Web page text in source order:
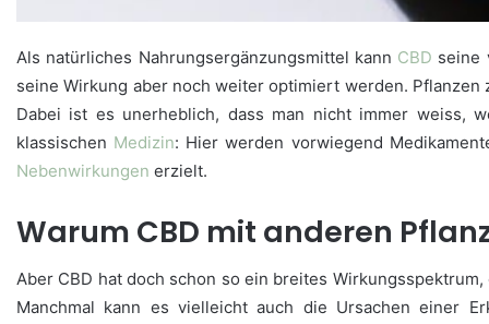
Als natürliches Nahrungsergänzungsmittel kann CBD seine
seine Wirkung aber noch weiter optimiert werden.
Dabei ist es unerheblich, dass man nicht immer weiss,
klassischen Medizin: Hier werden vorwiegend
Nebenwirkungen erzielt.
Warum CBD mit anderen
Aber CBD hat doch schon so ein breites
Manchmal kann es vielleicht auch die Ursachen einer